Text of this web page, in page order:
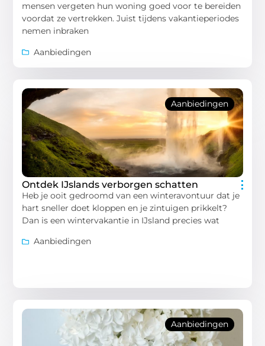
mensen vergeten hun woning goed voor te bereiden
voordat ze vertrekken. Juist tijdens vakantieperiodes
nemen inbraken
Aanbiedingen
Aanbiedingen
Ontdek IJslands verborgen schatten
Heb je ooit gedroomd van een winteravontuur dat je
hart sneller doet kloppen en je zintuigen prikkelt?
Dan is een wintervakantie in IJsland precies wat
Aanbiedingen
Aanbiedingen